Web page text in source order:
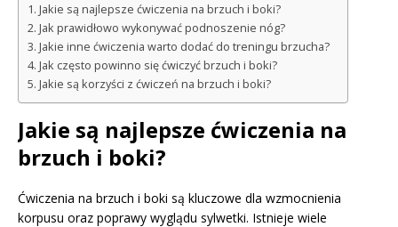
Jakie są najlepsze ćwiczenia na brzuch i boki?
Jak prawidłowo wykonywać podnoszenie nóg?
Jakie inne ćwiczenia warto dodać do treningu brzucha?
Jak często powinno się ćwiczyć brzuch i boki?
Jakie są korzyści z ćwiczeń na brzuch i boki?
Jakie są najlepsze ćwiczenia na
brzuch i boki?
Ćwiczenia na brzuch i boki są kluczowe dla wzmocnienia
korpusu oraz poprawy wyglądu sylwetki. Istnieje wiele